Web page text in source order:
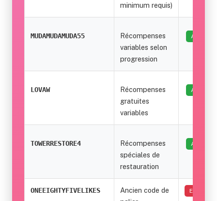
minimum requis)
MUDAMUDAMUDA55
Récompenses
variables selon
progression
ACTIF
LOVAW
Récompenses
gratuites
variables
ACTIF
TOWERRESTORE4
Récompenses
spéciales de
restauration
ACTIF
ONEEIGHTYFIVELIKES
Ancien code de
EXPIRÉ